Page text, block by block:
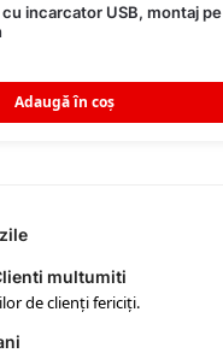
incarcator USB, montaj pe
Adaugă în coș
multumiti
de clienți fericiți.